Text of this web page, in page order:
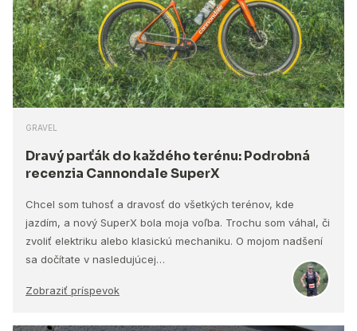
GRAVEL
Dravý parťák do každého terénu: Podrobná
recenzia Cannondale SuperX
Chcel som tuhosť a dravosť do všetkých terénov, kde
jazdím, a nový SuperX bola moja voľba. Trochu som váhal, či
zvoliť elektriku alebo klasickú mechaniku. O mojom nadšení
sa dočítate v nasledujúcej…
Zobraziť príspevok